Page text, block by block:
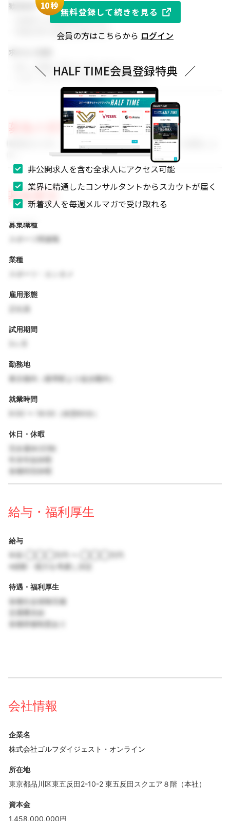
歓迎条件
・同業界での就業経験がある方
・関連分野の知見をお持ちの方
求める人物像
・新しい挑戦に前向きに取り組める方
・スポーツビジネスに強い関心をお持ちの方
募集の背景
事業拡大に伴い、組織体制を強化するためのメンバーを募集しま
募集要項
募集職種
スポーツ関連職
業種
雇用形態
試用期間
勤務地
東京都内（最寄駅より徒歩圏内）
就業時間
9:00 〜 18:00（休憩60分）
休日・休暇
完全週休2日制
年末年始休暇
各種特別休暇
給与・福利厚生
給与
※経験・能力を考慮し決定
待遇・福利厚生
各種社会保険完備
交通費支給
各種研修制度あり
10秒
無料登録して続きを見る
会員の方はこちらから ログイン
＼ HALF TIME会員登録特典 ／
非公開求人を含む全求人にアクセス可能
業界に精通したコンサルタントからスカウトが届く
新着求人を毎週メルマガで受け取れる
会社情報
企業名
株式会社ゴルフダイジェスト・オンライン
所在地
東京都品川区東五反田2-10-2 東五反田スクエア８階（本社）
資本金
1,458,000,000円